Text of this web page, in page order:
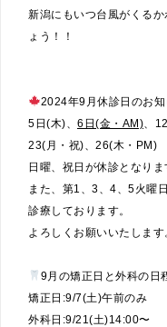
新潟にもいつ台風がくる
ょう！！
2024年9月休診日のお
5日(木)、 6日(金・AM) 、
23(月・祝)、26(木・PM)
日曜、祝日が休診となりま
また、第1、3、4、5火曜
診療しております。
よろしくお願いいたします
9月の矯正日と外科の日
矯正日:9/7(土)午前のみ
外科日:9/21(土)14:00〜